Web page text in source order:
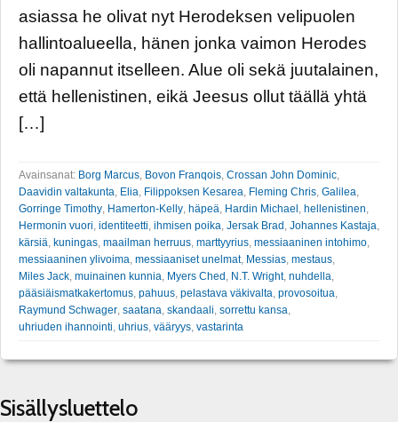
asiassa he olivat nyt Herodeksen velipuolen
hallintoalueella, hänen jonka vaimon Herodes
oli napannut itselleen. Alue oli sekä juutalainen,
että hellenistinen, eikä Jeesus ollut täällä yhtä
[…]
Avainsanat: Borg Marcus, Bovon Franqois, Crossan John Dominic,
Daavidin valtakunta, Elia, Filippoksen Kesarea, Fleming Chris, Galilea,
Gorringe Timothy, Hamerton-Kelly, häpeä, Hardin Michael , hellenistinen,
Hermonin vuori, identiteetti, ihmisen poika, Jersak Brad , Johannes Kastaja,
kärsiä, kuningas, maailman herruus, marttyyrius, messiaaninen intohimo,
messiaaninen ylivoima, messiaaniset unelmat, Messias, mestaus,
Miles Jack, muinainen kunnia, Myers Ched , N.T. Wright, nuhdella,
pääsiäismatkakertomus, pahuus, pelastava väkivalta, provosoitua,
Raymund Schwager, saatana, skandaali, sorrettu kansa,
uhriuden ihannointi, uhrius, vääryys, vastarinta
Sisällysluettelo